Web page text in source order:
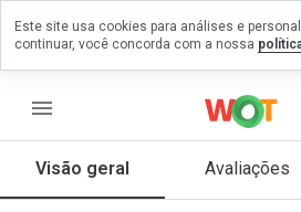
menu
Visão geral Avaliações
um
Este site usa cookies para análises e
continuar, você concorda com a nossa